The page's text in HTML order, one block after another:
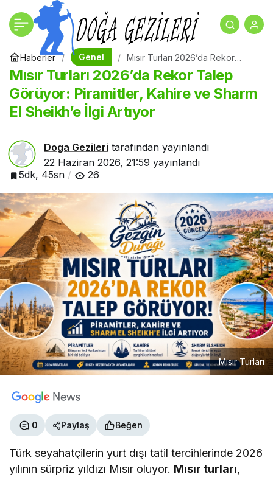
Haberler Genel
Mısır Turları 2026’da Rekor
Talep Görüyor: Piramitler, Kahire
ve Sharm El Sheikh’e İlgi Artıyor
Mısır Turları 2026’da Rekor Talep
Görüyor: Piramitler, Kahire ve Sharm
El Sheikh’e İlgi Artıyor
Doga Gezileri tarafından yayınlandı
22 Haziran 2026, 21:59 yayınlandı
5dk, 45sn
26
Mısır Turları
0 Paylaş Beğen
Türk seyahatçilerin yurt dışı tatil tercihlerinde 2026
yılının sürpriz yıldızı Mısır oluyor. Mısır turları,
Mısır Turları 2026’da
Rekor Talep Görüyor:
Piramitler, Kahire ve
Sharm El Sheikh’e İlgi
Artıyor
+ 0